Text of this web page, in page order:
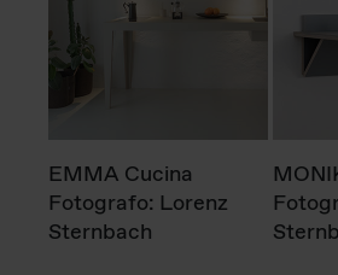
EMMA Cucina
Fotografo: Lorenz
Sternbach